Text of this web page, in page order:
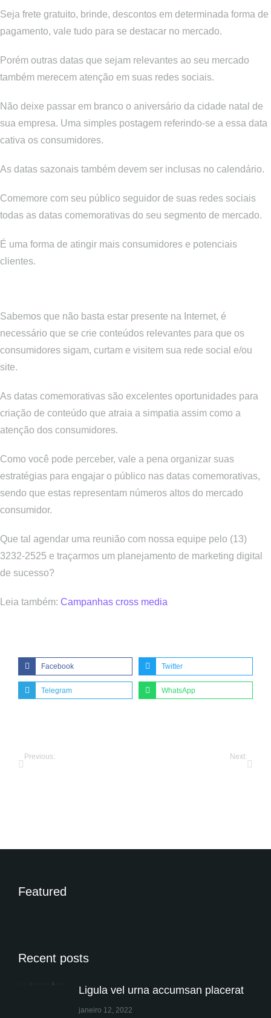
Seja frete gratuito, brinde, descontos em determinada forma de
pagamento, vale tudo para se destacar no mercado.
Porém outras datas que sejam relevantes ao seu mercado
também merecem atenção em suas redes sociais.
Não deixe passar em branco o aniversário da cidade natal de
sua empresa. Uma simples postagem referindo-se a essa data
cativa os consumidores.
As datas sazonais também devem ser inclusas no calendário.
Comemore com seu público seguidor de suas redes sociais
todas as datas comemorativas do seu segmento de mercado.
É uma forma de atingir mais consumidores e potenciais
clientes.
Sabemos que não basta estar presente na Internet, é
necessário que se crie conteúdos relevantes para que os
consumidores sigam, curtam e visitem sua rede social e/ou
site.
As datas comemorativas são excelentes oportunidades para
criação de conteúdo que atraia a simpatia assim como a
atenção dos consumidores.
Como você pode perceber, vale a pena organizar suas
estratégias para engajar o público nas datas comemorativas,
sendo que estas representam números altos do mercado
consumidor.
Que tal agendar uma reunião com nossa equipe pelo (13)
3232-2525 e traçarmos um planejamento de marketing digital
de sucesso?
Leia também: Campanhas cross media
Facebook Twitter
Telegram WhatsApp
Previous: Next:
Featured
Recent posts
Ligula vel urna accumsan placerat
janeiro 12, 2022